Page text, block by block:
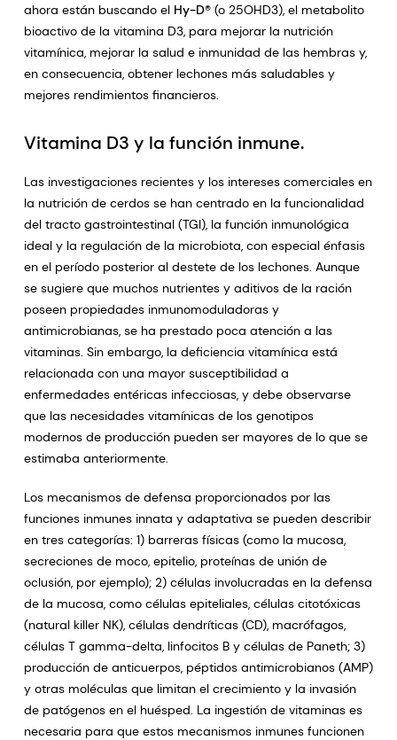
ahora están buscando el Hy-D®(o 25OHD3), el metabolito
bioactivo de la vitamina D3, para mejorar la nutrición
vitamínica, mejorar la salud e inmunidad de las hembras y,
en consecuencia, obtener lechones más saludables y
mejores rendimientos financieros.
Vitamina D3 y la función inmune.
Las investigaciones recientes y los intereses comerciales en
la nutrición de cerdos se han centrado en la funcionalidad
del tracto gastrointestinal (TGI), la función inmunológica
ideal y la regulación de la microbiota, con especial énfasis
en el período posterior al destete de los lechones. Aunque
se sugiere que muchos nutrientes y aditivos de la ración
poseen propiedades inmunomoduladoras y
antimicrobianas, se ha prestado poca atención a las
vitaminas. Sin embargo, la deficiencia vitamínica está
relacionada con una mayor susceptibilidad a
enfermedades entéricas infecciosas, y debe observarse
que las necesidades vitamínicas de los genotipos
modernos de producción pueden ser mayores de lo que se
estimaba anteriormente.
Los mecanismos de defensa proporcionados por las
funciones inmunes innata y adaptativa se pueden describir
en tres categorías: 1) barreras físicas (como la mucosa,
secreciones de moco, epitelio, proteínas de unión de
oclusión, por ejemplo); 2) células involucradas en la defensa
de la mucosa, como células epiteliales, células citotóxicas
(natural killer NK), células dendríticas (CD), macrófagos,
células T gamma-delta, linfocitos B y células de Paneth; 3)
producción de anticuerpos, péptidos antimicrobianos (AMP)
y otras moléculas que limitan el crecimiento y la invasión
de patógenos en el huésped. La ingestión de vitaminas es
necesaria para que estos mecanismos inmunes funcionen